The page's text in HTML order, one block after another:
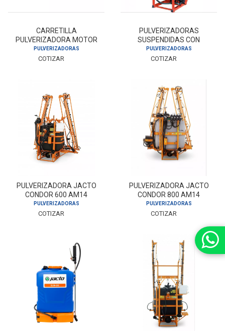
CARRETILLA
PULVERIZADORA MOTOR
GASOLINA 4T-100LT
PULVERIZADORAS
COTIZAR
PULVERIZADORAS
SUSPENDIDAS CON
BARRA 600L 12M
PULVERIZADORAS
COTIZAR
PULVERIZADORA JACTO
CONDOR 600 AM14
PULVERIZADORAS
COTIZAR
PULVERIZADORA JACTO
CONDOR 800 AM14
PULVERIZADORAS
COTIZAR